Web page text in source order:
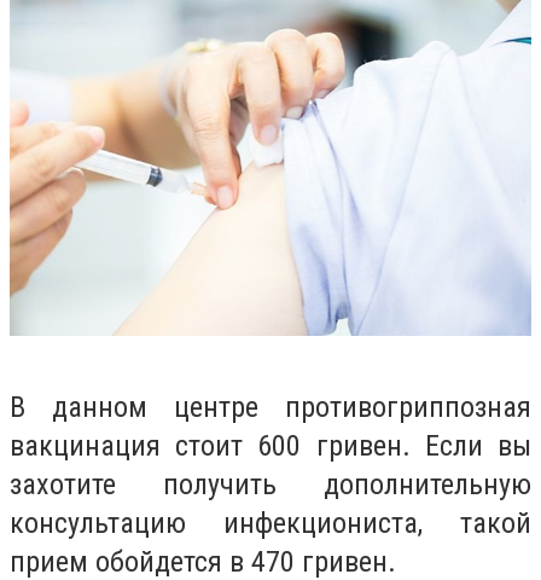
В данном центре противогриппозная
вакцинация стоит 600 гривен. Если вы
захотите получить дополнительную
консультацию инфекциониста, такой
прием обойдется в 470 гривен.